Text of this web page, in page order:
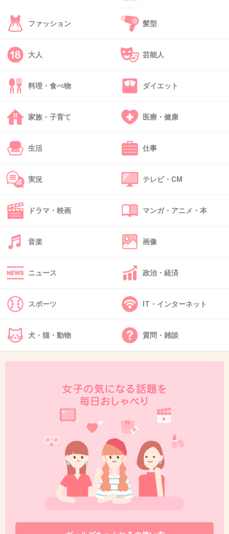
35. 匿名 2013/11/15(金) 12:03:34
+42
26
視聴率は視聴率計が付いている家庭しか反映さ
れないから
付いてない人がみても影響でないんだって
+156
来週放送あるなら今世紀最低になるんじゃな
い？
+33
2013/11/15(金) 12:05:02
+34
ファッション 髪型
大人 芸能人
料理・食べ物 ダイエット
家族・子育て 医療・健康
生活 仕事
実況 テレビ・CM
ドラマ・映画 マンガ・アニメ・本
音楽 画像
ニュース 政治・経済
スポーツ IT・インターネット
犬・猫・動物 質問・雑談